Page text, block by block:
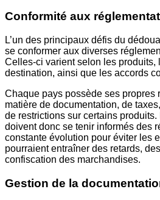
Conformité aux
L’un des principaux défis du
se conformer aux diverses
Celles-ci varient selon les produits,
destination, ainsi que les accords
Chaque pays possède ses propres
matière de documentation, de
de restrictions sur certains
doivent donc se tenir informés des
constante évolution pour éviter les
pourraient entraîner des retards,
confiscation des marchandises.
Gestion de la